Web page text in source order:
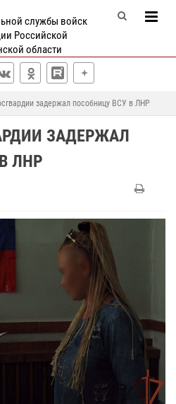
службы войск
Российской
области
задержал пособницу ВСУ в ЛНР
ЗАДЕРЖАЛ
ЛНР